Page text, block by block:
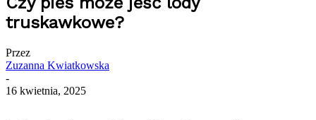
truskawkowe?
Przez
Zuzanna Kwiatkowska
-
16 kwietnia, 2025